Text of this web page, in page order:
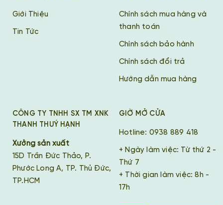
Giới Thiệu
Tin Tức
Chính sách mua hàng và
thanh toán
Chính sách bảo hành
Chính sách đổi trả
Hướng dẫn mua hàng
CÔNG TY TNHH SX TM XNK
THANH THUÝ HẠNH
Xưởng sản xuất
15D Trần Đức Thảo, P.
Phước Long A, TP. Thủ Đức,
TP.HCM
GIỜ MỞ CỬA
Hotline: 0938 889 418
+ Ngày làm việc: Từ thứ 2 -
Thứ 7
+ Thời gian làm việc: 8h -
17h